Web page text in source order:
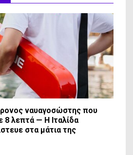
ναυαγοσώστης που
8 λεπτά — Η Ιταλίδα
στα μάτια της